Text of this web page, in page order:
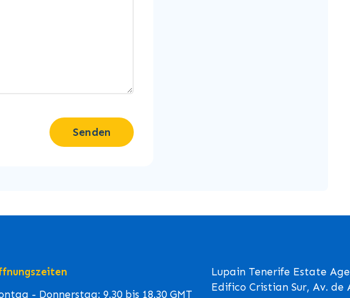
Senden
- Donnerstag: 9.30 bis 18.30 GMT
Lupain Tenerife Estate
Edifico Cristian Sur, Av. de